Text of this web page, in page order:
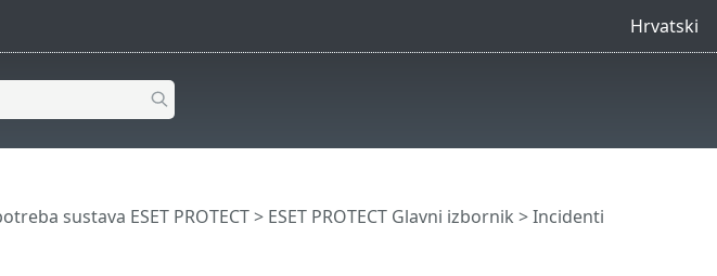
Hrvatski
sustava ESET PROTECT> ESET PROTECT Glavni izbornik > Incidenti